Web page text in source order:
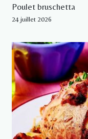
Poulet bruschetta
24 juillet 2026